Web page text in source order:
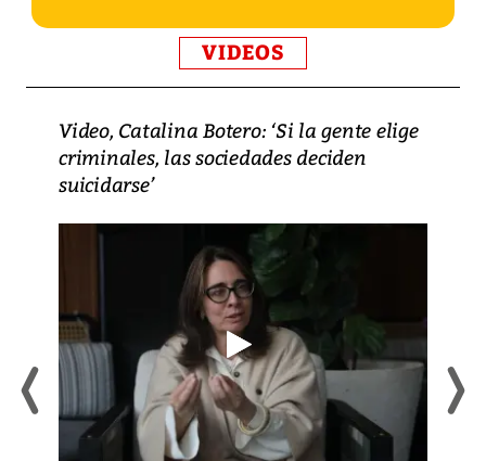
VIDEOS
Video, Catalina Botero: ‘Si la gente elige
criminales, las sociedades deciden
suicidarse’